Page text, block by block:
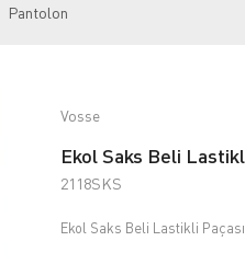
Pantolon
Vosse
Ekol Saks Beli
2118SKS
Ekol Saks Beli Lastikli